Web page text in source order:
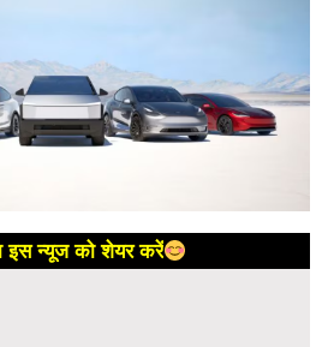
इस न्यूज को शेयर करें